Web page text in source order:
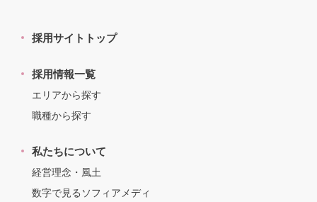
採用サイトトップ
採用情報一覧
エリアから探す
職種から探す
私たちについて
経営理念・風土
数字で見るソフィアメディ